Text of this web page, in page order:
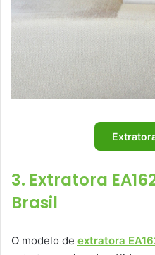
3. Extratora
Brasil
O modelo de extratora